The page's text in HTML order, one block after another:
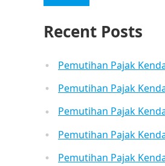
Recent Posts
Pemutihan Pajak
Pemutihan Pajak
Pemutihan Pajak
Pemutihan Pajak
Pemutihan Pajak